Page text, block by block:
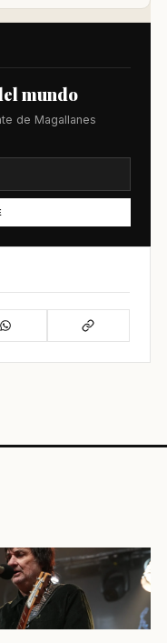
mundo
de Magallanes